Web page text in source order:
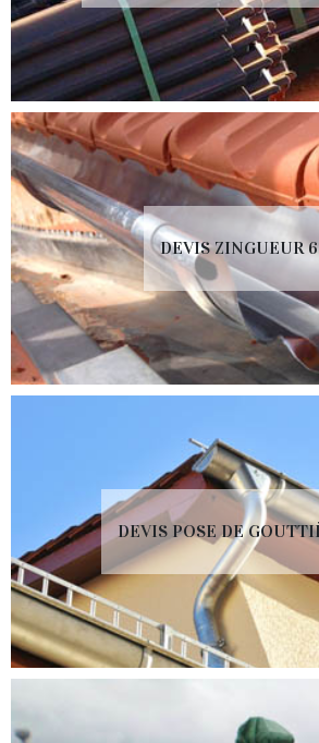
DEVIS ZINGUEUR
DEVIS POSE DE